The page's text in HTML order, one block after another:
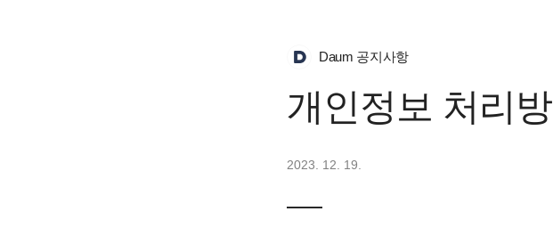
Daum 공지사항
개인정보 처리
2023. 12. 19.